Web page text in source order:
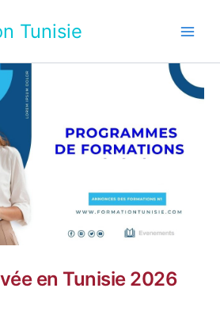
Tunisie
en Tunisie 2026